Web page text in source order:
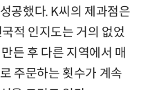
공했다. K씨의 제과점은
적 인지도는 거의 없었
든 후 다른 지역에서 매
주문하는 횟수가 계속